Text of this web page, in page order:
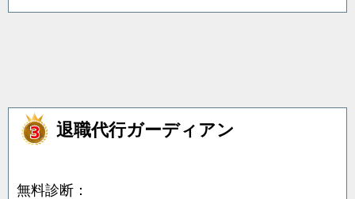
退職代行ガーディアン
無料診断：